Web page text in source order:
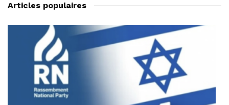
Articles populaires